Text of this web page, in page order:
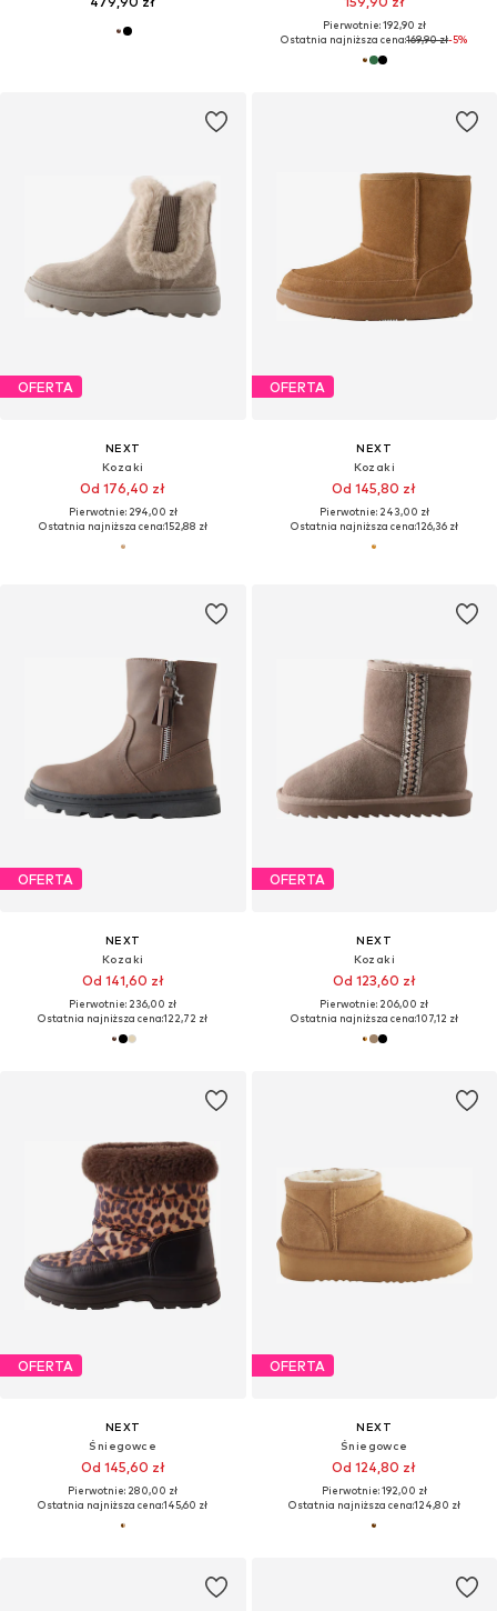
Pierwotnie: 192,90 zł
Ostatnia najniższa cena:169,90 zł-5%
OFERTA
NEXT
Kozaki
Od 176,40 zł
Pierwotnie: 294,00 zł
Ostatnia najniższa cena:152,88 zł
OFERTA
NEXT
Kozaki
Od 145,80 zł
Pierwotnie: 243,00 zł
Ostatnia najniższa cena:126,36 zł
OFERTA
NEXT
Kozaki
Od 141,60 zł
Pierwotnie: 236,00 zł
Ostatnia najniższa cena:122,72 zł
OFERTA
NEXT
Kozaki
Od 123,60 zł
Pierwotnie: 206,00 zł
Ostatnia najniższa cena:107,12 zł
OFERTA
NEXT
Śniegowce
Od 145,60 zł
Pierwotnie: 280,00 zł
Ostatnia najniższa cena:145,60 zł
OFERTA
NEXT
Śniegowce
Od 124,80 zł
Pierwotnie: 192,00 zł
Ostatnia najniższa cena:124,80 zł